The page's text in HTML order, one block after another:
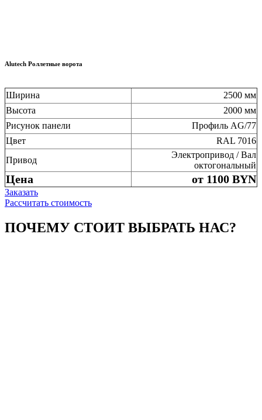
Alutech Роллетные ворота
Ширина
2500 мм
Высота
2000 мм
Рисунок панели
Профиль AG/77
Цвет
RAL 7016
Привод
Электропривод / Вал
октогональный
Цена от 1100 BYN
Заказать
Рассчитать стоимость
ПОЧЕМУ СТОИТ ВЫБРАТЬ НАС?